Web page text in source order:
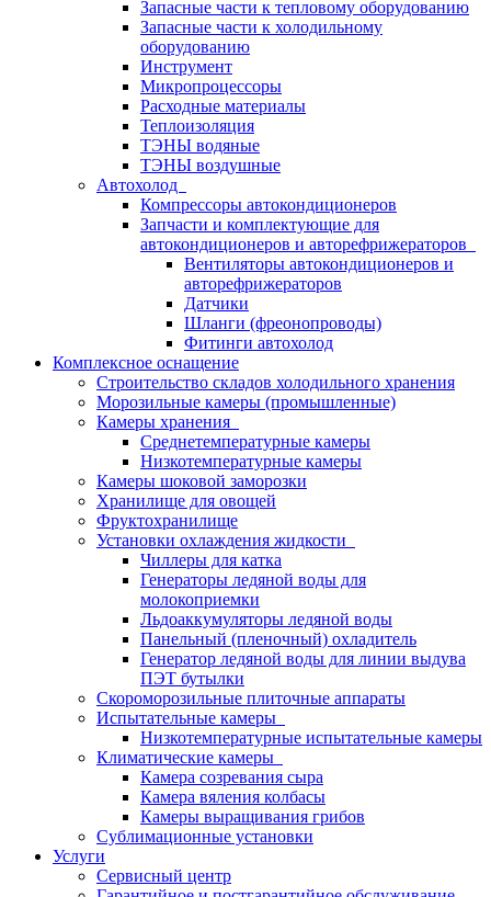
Запасные части к тепловому оборудованию
Запасные части к холодильному
оборудованию
Инструмент
Микропроцессоры
Расходные материалы
Теплоизоляция
ТЭНЫ водяные
ТЭНЫ воздушные
Автохолод
Компрессоры автокондиционеров
Запчасти и комплектующие для
автокондиционеров и авторефрижераторов
Вентиляторы автокондиционеров и
авторефрижераторов
Датчики
Шланги (фреонопроводы)
Фитинги автохолод
Комплексное оснащение
Строительство складов холодильного хранения
Морозильные камеры (промышленные)
Камеры хранения
Среднетемпературные камеры
Низкотемпературные камеры
Камеры шоковой заморозки
Хранилище для овощей
Фруктохранилище
Установки охлаждения жидкости
Чиллеры для катка
Генераторы ледяной воды для
молокоприемки
Льдоаккумуляторы ледяной воды
Панельный (пленочный) охладитель
Генератор ледяной воды для линии выдува
ПЭТ бутылки
Скороморозильные плиточные аппараты
Испытательные камеры
Низкотемпературные испытательные камеры
Климатические камеры
Камера созревания сыра
Камера вяления колбасы
Камеры выращивания грибов
Сублимационные установки
Услуги
Сервисный центр